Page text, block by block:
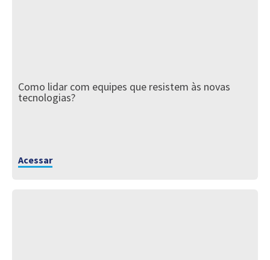
Como lidar com equipes que resistem às novas
tecnologias?
Acessar